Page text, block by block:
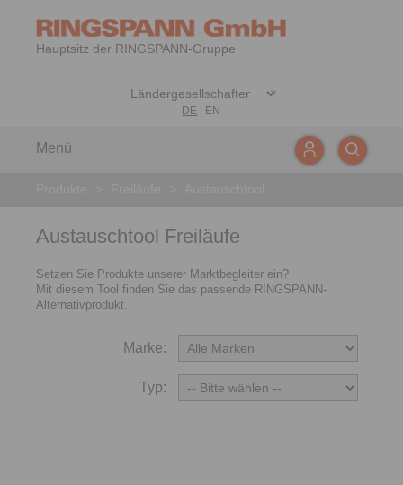
Hauptsitz der RINGSPANN-Gruppe
DE EN
Menü
Austauschtool Freiläufe
Setzen Sie Produkte unserer Marktbegleiter ein?
Mit diesem Tool finden Sie das passende RINGSPANN-
Alternativprodukt.
Marke:
Typ: